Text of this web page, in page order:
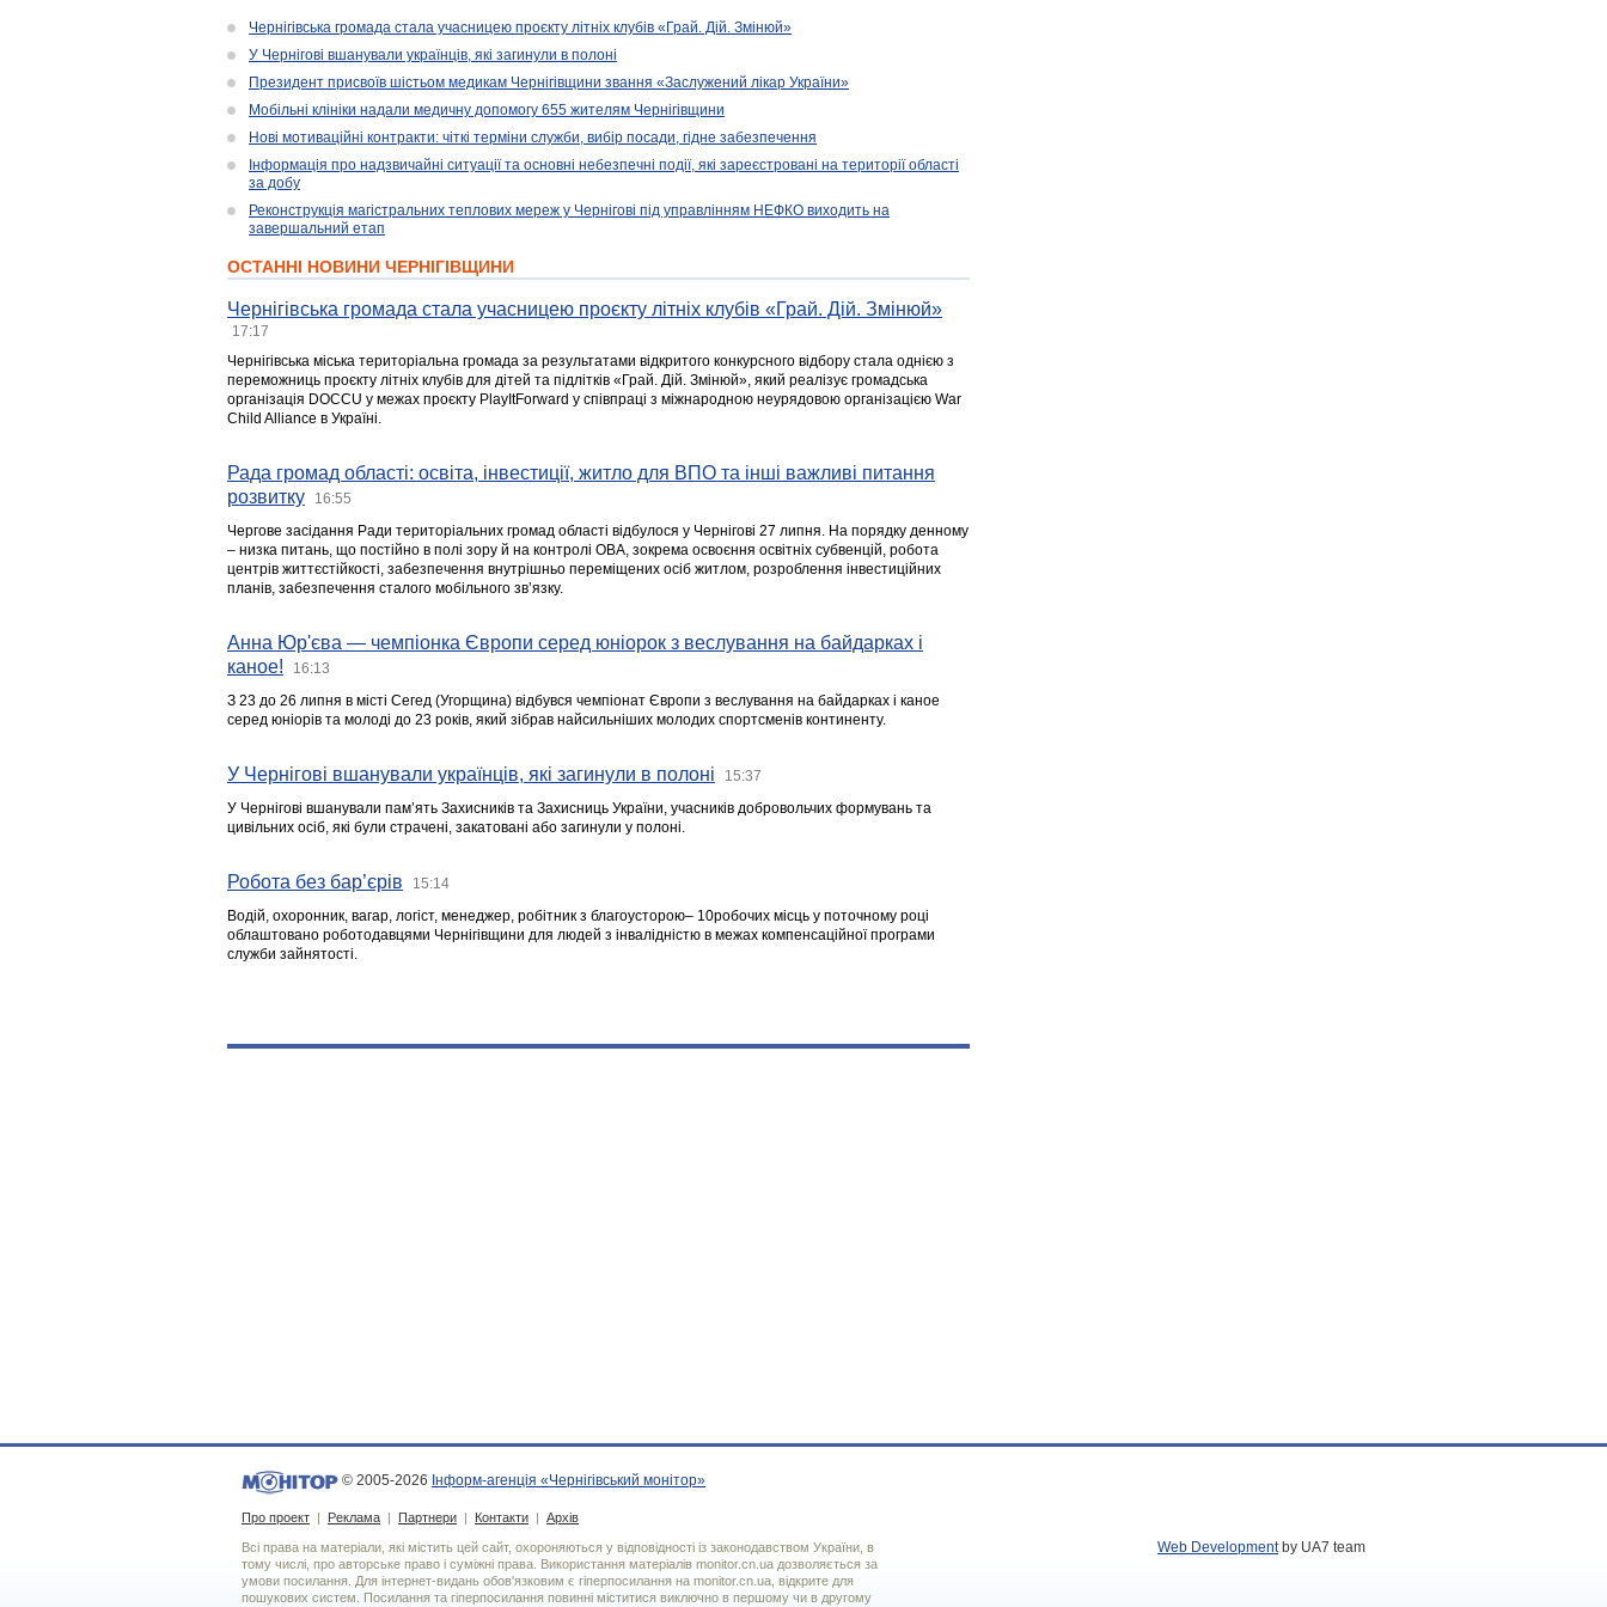
Чернігівська громада стала учасницею проєкту літніх клубів «Грай. Дій. Змінюй»
У Чернігові вшанували українців, які загинули в полоні
Президент присвоїв шістьом медикам Чернігівщини звання «Заслужений лікар України»
Мобільні клініки надали медичну допомогу 655 жителям Чернігівщини
Нові мотиваційні контракти: чіткі терміни служби, вибір посади, гідне забезпечення
Інформація про надзвичайні ситуації та основні небезпечні події, які зареєстровані на території області
за добу
Реконструкція магістральних теплових мереж у Чернігові під управлінням НЕФКО виходить на
завершальний етап
ОСТАННІ НОВИНИ ЧЕРНІГІВЩИНИ
Чернігівська громада стала учасницею проєкту літніх клубів «Грай. Дій. Змінюй»
17:17
Чернігівська міська територіальна громада за результатами відкритого конкурсного відбору стала однією з
переможниць проєкту літніх клубів для дітей та підлітків «Грай. Дій. Змінюй», який реалізує громадська
організація DOCCU у межах проєкту PlayItForward у співпраці з міжнародною неурядовою організацією War
Child Alliance в Україні.
Рада громад області: освіта, інвестиції, житло для ВПО та інші важливі питання
розвитку
16:55
Чергове засідання Ради територіальних громад області відбулося у Чернігові 27 липня. На порядку денному
– низка питань, що постійно в полі зору й на контролі ОВА, зокрема освоєння освітніх субвенцій, робота
центрів життєстійкості, забезпечення внутрішньо переміщених осіб житлом, розроблення інвестиційних
планів, забезпечення сталого мобільного зв’язку.
Анна Юр'єва — чемпіонка Європи серед юніорок з веслування на байдарках і
каное!
16:13
З 23 до 26 липня в місті Сегед (Угорщина) відбувся чемпіонат Європи з веслування на байдарках і каное
серед юніорів та молоді до 23 років, який зібрав найсильніших молодих спортсменів континенту.
У Чернігові вшанували українців, які загинули в полоні 15:37
У Чернігові вшанували пам’ять Захисників та Захисниць України, учасників добровольчих формувань та
цивільних осіб, які були страчені, закатовані або загинули у полоні.
Робота без бар’єрів 15:14
Водій, охоронник, вагар, логіст, менеджер, робітник з благоусторою– 10робочих місць у поточному році
облаштовано роботодавцями Чернігівщини для людей з інвалідністю в межах компенсаційної програми
служби зайнятості.
© 2005-2026 Інформ-агенція «Чернігівський монітор»
Про проект | Реклама | Партнери | Контакти | Архів
Всі права на матеріали, які містить цей сайт, охороняються у відповідності із законодавством України, в
тому числі, про авторське право і суміжні права. Використання матерiалiв monitor.cn.ua дозволяється за
умови посилання. Для iнтернет-видань обов'язковим є гiперпосилання на monitor.cn.ua, відкрите для
пошукових систем. Посилання та гіперпосилання повинні міститися виключно в першому чи в другому
Web Developmentby UA7 team